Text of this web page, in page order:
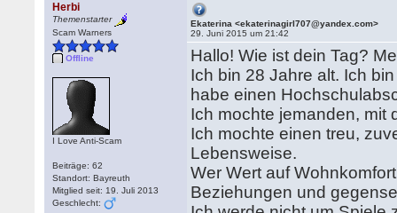
Herbi
Themenstarter
Scam Warners
Offline
I Love Anti-Scam
Beiträge: 62
Standort: Bayreuth
Mitglied seit: 19. Juli 2013
Geschlecht:
Ekaterina <ekaterinagirl707@yandex.com>
29. Juni 2015 um 21:42
Hallo! Wie ist dein Tag?
Ich bin 28 Jahre alt. Ich
habe einen
Ich mochte jemanden, mit
Ich mochte einen treu,
Lebensweise.
Wer Wert auf
Beziehungen und